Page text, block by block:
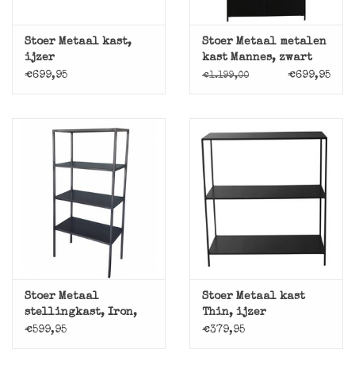
Stoer Metaal kast,
ijzer
€699,95
Stoer Metaal metalen
kast Mannes, zwart
€1.199,00 €699,95
Stoer Metaal
stellingkast, Iron,
ijzer
€599,95
Stoer Metaal kast
Thin, ijzer
€379,95